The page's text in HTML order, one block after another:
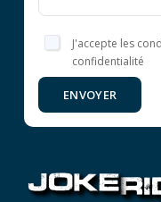
J'accepte les
confidentialité
ENVOYER